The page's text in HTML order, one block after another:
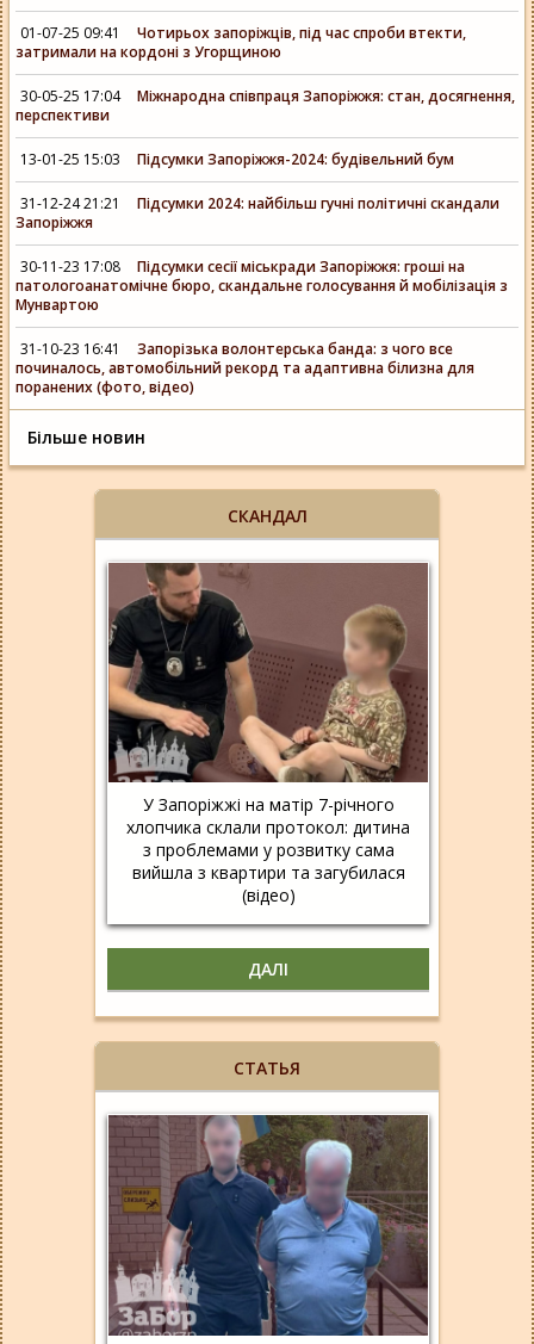
СКАНДАЛ
У Запоріжжі на матір 7-річного
хлопчика склали протокол: дитина
з проблемами у розвитку сама
вийшла з квартири та загубилася
(відео)
ДАЛІ
СТАТЬЯ
01-07-25 09:41
Чотирьох запоріжців, під час спроби втекти,
затримали на кордоні з Угорщиною
30-05-25 17:04
Міжнародна співпраця Запоріжжя: стан, досягнення,
перспективи
13-01-25 15:03 Підсумки Запоріжжя-2024: будівельний бум
31-12-24 21:21
Підсумки 2024: найбільш гучні політичні скандали
Запоріжжя
30-11-23 17:08
Підсумки сесії міськради Запоріжжя: гроші на
патологоанатомічне бюро, скандальне голосування й мобілізація з
Мунвартою
31-10-23 16:41
Запорізька волонтерська банда: з чого все
починалось, автомобільний рекорд та адаптивна білизна для
поранених (фото, відео)
Більше новин